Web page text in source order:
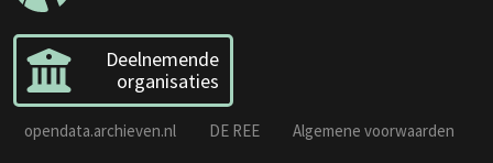
Deelnemende
organisaties
opendata.archieven.nl DE REE
Algemene voorwaarden